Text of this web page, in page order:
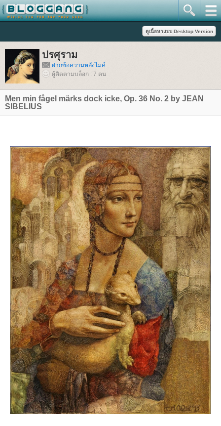
ปรศุราม
ฝากข้อความหลังไมค์
ผู้ติดตามบล็อก : 7 คน
Men min fågel märks dock icke, Op. 36 No. 2 by JEAN
SIBELIUS